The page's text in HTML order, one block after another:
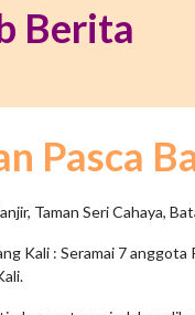
Berita
Pasca
Taman Seri Cahaya,
Kali : Seramai 7